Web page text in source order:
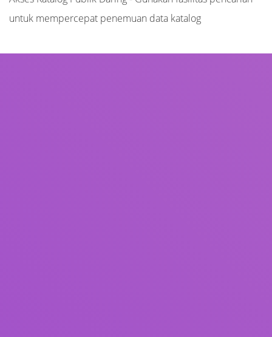
untuk mempercepat penemuan data katalog